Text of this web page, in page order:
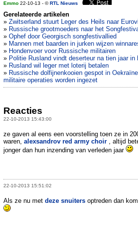
Emmo 22-10-13 - ©RTL Nieuws
Gerelateerde artikelen
» Zwitserland stuurt Leger des Heils naar
» Russische grootmoeders naar het
» Ophef door Georgisch songfestivallied
» Mannen met baarden in jurken wijzen
» Hondenvoer voor Russische militairen
» Politie Rusland vindt deserteur na tien jaar in
» Rusland wil leger met loterij betalen
» Russische dolfijnenkooien gespot in
militaire operaties worden ingezet
Reacties
22-10-2013 15:43:00
ze gaven al eens een voorstelling toen ze in
waren, alexsandrov red army choir , altijd
jonger dan hun inzending van verleden jaar
22-10-2013 15:51:02
Als ze nu met deze snuiters optreden dan